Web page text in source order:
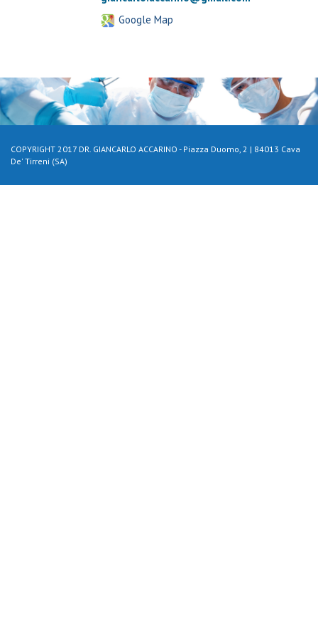
Google Map
COPYRIGHT 2017 DR. GIANCARLO ACCARINO - Piazza Duomo, 2 | 84013 Cava
De' Tirreni (SA)